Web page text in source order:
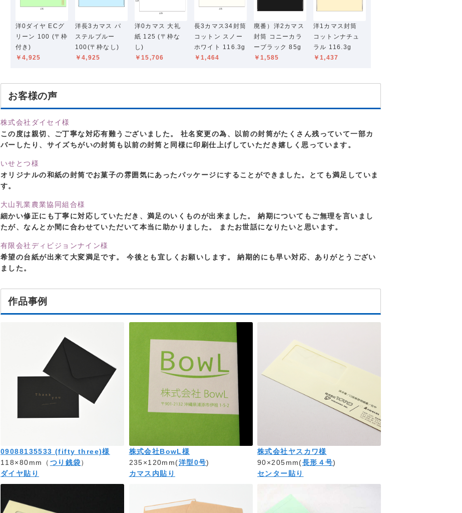
洋0ダイヤ ECグ
リーン 100 (〒枠
付き)
￥4,925
洋長3カマス パ
ステルブルー
100(〒枠なし)
￥4,925
洋0カマス 大礼
紙 125 (〒枠な
し)
￥15,706
長3カマス34封筒
コットン スノー
ホワイト 116.3g
￥1,464
廃番）洋2カマス
封筒 コニーカラ
ーブラック 85g
￥1,585
洋1カマス封筒
コットンナチュ
ラル 116.3g
￥1,437
お客様の声
株式会社ダイセイ様
この度は親切、ご丁寧な対応有難うございました。 社名変更の為、以前の封筒がたくさん残っていて一部カ
バーしたり、サイズちがいの封筒も以前の封筒と同様に印刷仕上げしていただき嬉しく思っています。
いせとつ様
オリジナルの和紙の封筒でお菓子の雰囲気にあったパッケージにすることができました。とても満足していま
す。
大山乳業農業協同組合様
細かい修正にも丁寧に対応していただき、満足のいくものが出来ました。 納期についてもご無理を言いまし
たが、なんとか間に合わせていただいて本当に助かりました。 またお世話になりたいと思います。
有限会社ディビジョンナイン様
希望の台紙が出来て大変満足です。 今後とも宜しくお願いします。 納期的にも早い対応、ありがとうござい
ました。
作品事例
09088135533 (fifty three)様
118×80mm（ つり銭袋）
ダイヤ貼り
株式会社BowL様
235×120mm(洋型0号)
カマス内貼り
株式会社ヤスカワ様
90×205mm(長形４号)
センター貼り